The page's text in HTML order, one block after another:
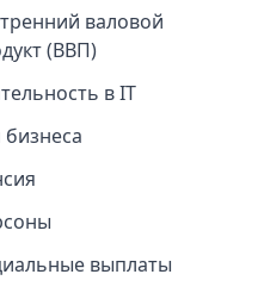
валовой
(ВВП)
в IT
выплаты